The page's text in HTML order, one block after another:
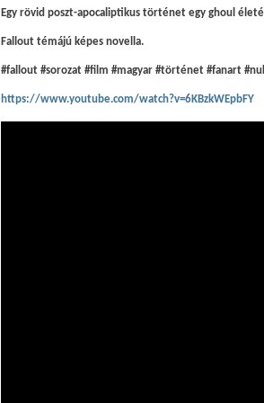
Egy rövid poszt-apocaliptikus történet egy ghoul
Fallout témájú képes novella.
#fallout #sorozat #film #magyar #történet #fanart
https://www.youtube.com/watch?v=6KBzkWEpbFY